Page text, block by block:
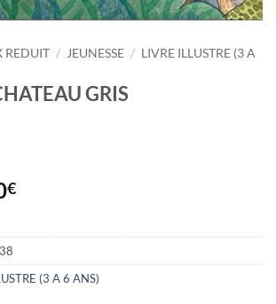
REDUIT / JEUNESSE / LIVRE ILLUSTRE (3 A
GRIS
:
€Le
actuel
3,00€.
(3 A 6 ANS)